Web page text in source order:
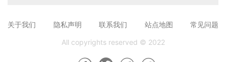
关于我们 隐私声明 联系我们 站点地图 常见问题
All copyrights reserved © 2022